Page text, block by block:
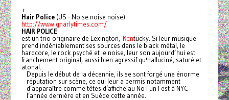
+
Hair Police(US - Noise noise noise)
http://www.gnarlytimes.com/
HAIR POLICE
est un trio originaire de Lexington, Kentucky. Si leur musique
prend indéniablement ses sources dans le black métal, le
hardcore, le rock psyché et le noise, leur son aujourd’hui est
franchement original, aussi bien agressif qu'halluciné, saturé et
atonal.
Depuis le début de la décennie, ils se sont forgé une énorme
réputation sur scène, ce qui leur a permis notamment
d’apparaître comme têtes d’affiche au No Fun Fest à NYC
l’année dernière et en Suède cette année.